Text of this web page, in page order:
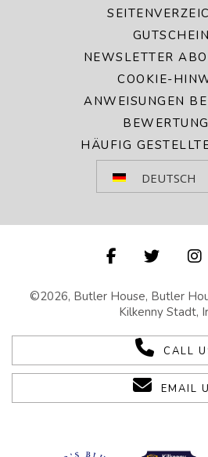
NEWSLETTER
COOKIE-
ANWEISUNGEN
HÄUFIG
DEUTSCH
©2026, Butler House, Butler
Kilkenny Stadt,
CALL
EMAIL